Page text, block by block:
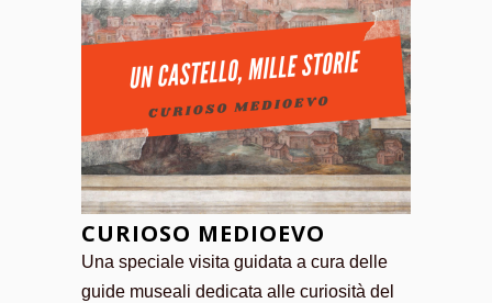
CURIOSO MEDIOEVO
Una speciale visita guidata a cura delle
guide museali dedicata alle curiosità del